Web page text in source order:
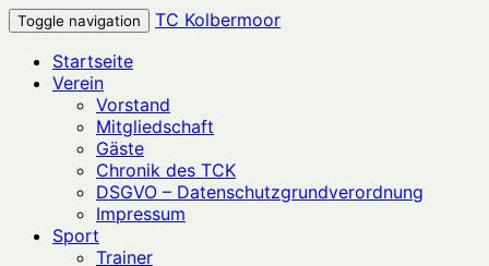
Toggle navigation
TC Kolbermoor
Startseite
Verein
Vorstand
Mitgliedschaft
Gäste
Chronik des TCK
DSGVO – Datenschutzgrundverordnung
Impressum
Sport
Trainer